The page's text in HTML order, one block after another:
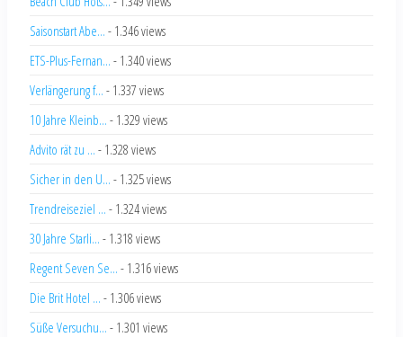
Saisonstart Abe... - 1.346 views
ETS-Plus-Fernan... - 1.340 views
Verlängerung f... - 1.337 views
10 Jahre Kleinb... - 1.329 views
Advito rät zu ... - 1.328 views
Sicher in den U... - 1.325 views
Trendreiseziel ... - 1.324 views
30 Jahre Starli... - 1.318 views
Regent Seven Se... - 1.316 views
Die Brit Hotel ... - 1.306 views
Süße Versuchu... - 1.301 views